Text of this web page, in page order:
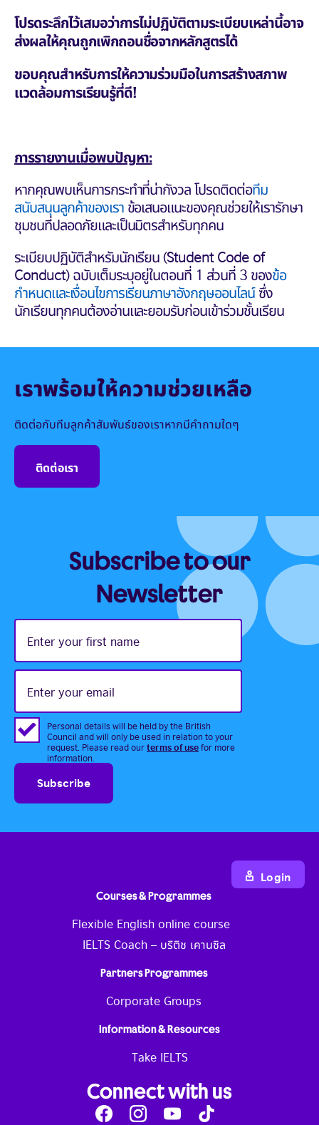
โปรดระลึกไว้เสมอว่าการไม่ปฏิบัติตามระเบียบเหล่านี้อาจ
ส่งผลให้คุณถูกเพิกถอนชื่อจากหลักสูตรได้
ขอบคุณสำหรับการให้ความร่วมมือในการสร้างสภาพ
แวดล้อมการเรียนรู้ที่ดี!
การรายงานเมื่อพบปัญหา:
หากคุณพบเห็นการกระทำที่น่ากังวล โปรดติดต่อทีม
สนับสนุนลูกค้าของเราข้อเสนอแนะของคุณช่วยให้เรารักษา
ชุมชนที่ปลอดภัยและเป็นมิตรสำหรับทุกคน
ระเบียบปฏิบัติสำหรัมนักเรียน (Student Code of
Conduct) ฉบับเต็มระบุอยู่ในตอนที่ 1 ส่วนที่ 3 ของข้อ
กำหนดและเงื่อนไขการเรียนภาษาอังกฤษออนไลน์ซึ่ง
นักเรียนทุกคนต้องอ่านและยอมรับก่อนเข้าร่วมชั้นเรียน
เราพร้อมให้ความช่วยเหลือ
ติดต่อกับทีมลูกค้าสัมพันธ์ของเราหากมีคำถามใดๆ
ติดต่อเรา
Subscribe to our
Newsletter
Enter
your
name
Enter
your
Personal details will be held by the British
Council and will only be used in relation to your
request. Please read ourterms of usefor more
information.
Courses & Programmes
Flexible English online course
IELTS Coach – บริติช เคานซิล
Partners Programmes
Corporate Groups
Information & Resources
Take IELTS
Login
Connect with us
FacebookInstagramYoutube
Tik